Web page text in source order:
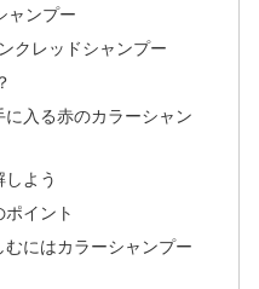
ャンプー
クレッドシャンプー
に入る赤のカラーシャン
よう
イント
にはカラーシャンプー